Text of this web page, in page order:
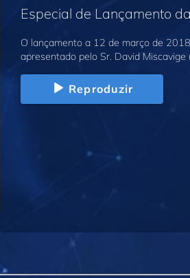
Especial de Lançamento
O lançamento a 12 de março de
apresentado pelo Sr. David
Reproduzir